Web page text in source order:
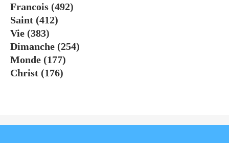
Francois (492)
Saint (412)
Vie (383)
Dimanche (254)
Monde (177)
Christ (176)